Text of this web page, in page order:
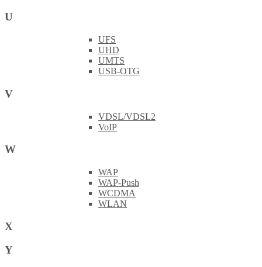
U
UFS
UHD
UMTS
USB-OTG
V
VDSL/VDSL2
VoIP
W
WAP
WAP-Push
WCDMA
WLAN
X
Y